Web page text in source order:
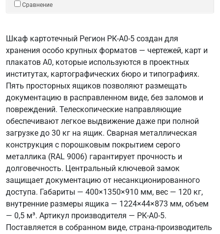
Сравнение
Шкаф картотечный Регион РК-А0-5 создан для
хранения особо крупных форматов — чертежей, карт и
плакатов А0, которые используются в проектных
институтах, картографических бюро и типографиях.
Пять просторных ящиков позволяют размещать
документацию в расправленном виде, без заломов и
повреждений. Телескопические направляющие
обеспечивают легкое выдвижение даже при полной
загрузке до 30 кг на ящик. Сварная металлическая
конструкция с порошковым покрытием серого
металлика (RAL 9006) гарантирует прочность и
долговечность. Центральный ключевой замок
защищает документацию от несанкционированного
доступа. Габариты — 400×1350×910 мм, вес — 120 кг,
внутренние размеры ящика — 1224×44×873 мм, объем
— 0,5 м³. Артикул производителя — РК-А0-5.
Поставляется в собранном виде, страна-производитель